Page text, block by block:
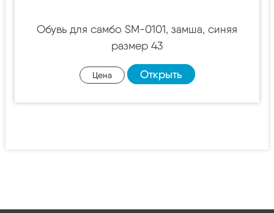
Обувь для самбо SM-0101, замша, синяя
размер 43
Цена Открыть